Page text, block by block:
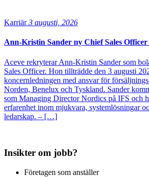
Karriär 3 augusti, 2026
Ann-Kristin Sander ny Chief Sales Officer
Aceve rekryterar Ann-Kristin Sander som
Sales Officer. Hon tillträdde den 3 augusti
koncernledningen med ansvar för
Norden, Benelux och Tyskland. Sander
som Managing Director Nordics på IFS och
erfarenhet inom mjukvara, systemlösningar
ledarskap. – […]
Insikter om jobb?
Företagen som anställer